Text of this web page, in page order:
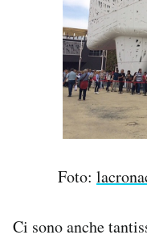
Foto:
Ci sono anche